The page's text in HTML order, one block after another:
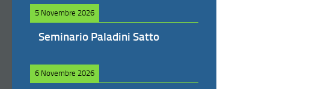
5 Novembre 2026
Seminario Paladini Satto
6 Novembre 2026